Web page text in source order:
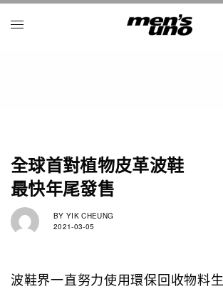
全球首對植物皮革波鞋
最快年尾發售
BY YIK CHEUNG
2021-03-05
波鞋界一直努力使用環保回收物料